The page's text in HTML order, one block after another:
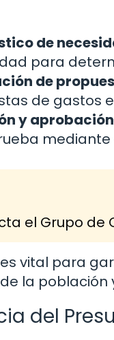
de
para
de
de gastos
y
mediante
el Grupo
vital para
la
del